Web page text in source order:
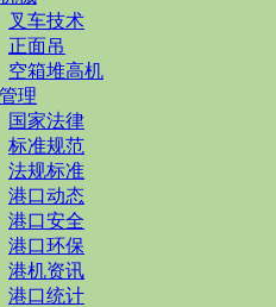
叉车技术
正面吊
空箱堆高机
理
国家法律
标准规范
法规标准
港口动态
港口安全
港口环保
港机资讯
港口统计